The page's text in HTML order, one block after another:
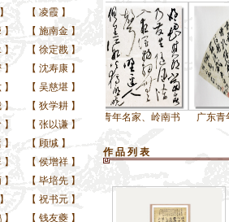
】 【 凌霞 】
】 【 施南金 】
】 【 徐定戡 】
】 【 沈寿康 】
】 【 吴慈堪 】
】 【 狄学耕 】
】 【 张以谦 】
】 【 顾缄 】
】 【 侯增祥 】
】 【 毕培先 】
】 【 祝书元 】
】 【 钱友夔 】
广东青年名家、岭南书 广东青年名家、岭
作 品 列 表